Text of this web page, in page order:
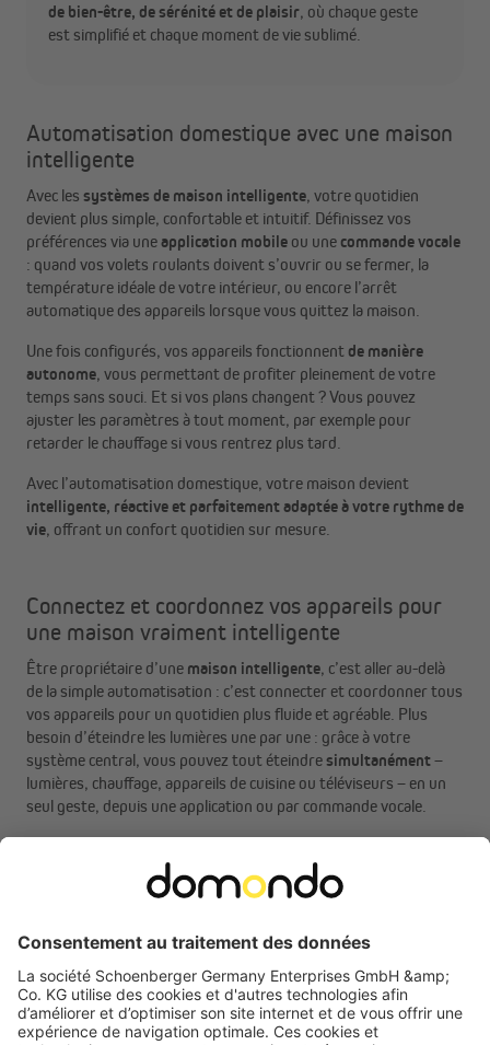
de bien-être, de sérénité et de plaisir, où chaque geste
est simplifié et chaque moment de vie sublimé.
Automatisation domestique avec une maison
intelligente
Avec les systèmes de maison intelligente, votre quotidien
devient plus simple, confortable et intuitif. Définissez vos
préférences via uneapplication mobile ou une commande vocale
: quand vos volets roulants doivent s’ouvrir ou se fermer, la
température idéale de votre intérieur, ou encore l’arrêt
automatique des appareils lorsque vous quittez la maison.
Une fois configurés, vos appareils fonctionnent de manière
autonome, vous permettant de profiter pleinement de votre
temps sans souci. Et si vos plans changent ? Vous pouvez
ajuster les paramètres à tout moment, par exemple pour
retarder le chauffage si vous rentrez plus tard.
Avec l’automatisation domestique, votre maison devient
intelligente, réactive et parfaitement adaptée à votre rythme de
vie, offrant un confort quotidien sur mesure.
Connectez et coordonnez vos appareils pour
une maison vraiment intelligente
Être propriétaire d’une maison intelligente, c’est aller au-delà
de la simple automatisation : c’est connecter et coordonner tous
vos appareils pour un quotidien plus fluide et agréable. Plus
besoin d’éteindre les lumières une par une : grâce à votre
système central, vous pouvez tout éteindresimultanément–
lumières, chauffage, appareils de cuisine ou téléviseurs – en un
seul geste, depuis une application ou par commande vocale.
vous quittez rapidement votre maison ou que vous souhaitez
tout sécuriser d’un seul clic. Pour encore plus de confort, vous
intelligents commeAlexa d’Amazonou Google Home
mode de vie.
Avec Domondo, votre maison devientintuitive, connectée et